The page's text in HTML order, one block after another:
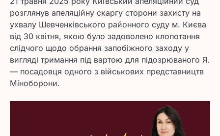
розглянув апеляційну скаргу сторони захисту на
ухвалу Шевченківського районного суду м. Києва
від 30 квітня, якою було задоволено клопотання
слідчого щодо обрання запобіжного заходу у
вигляді тримання під вартою для підозрюваного Я.
— посадовця одного з військових представництв
Міноборони.